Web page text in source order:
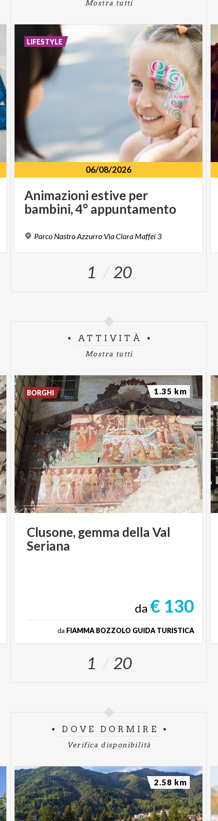
Mostra tutti
06/08/2026
Animazioni estive per
bambini,4° appuntamento
Parco NastroAzzurro ViaClara Maffei3
LIFESTYLE
1 20
ATTIVITÀ
Mostra tutti
Clusone,gemma dellaVal
Seriana
da € 130
da FIAMMA BOZZOLO GUIDA TURISTICA
BORGHI 1.35 km
1 20
DOVE DORMIRE
Verifica disponibilità
2.58 km